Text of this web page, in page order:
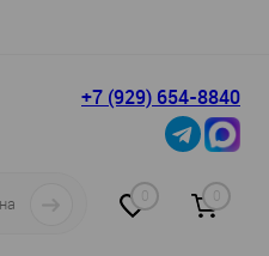
+7 (929) 654-8840
0 0